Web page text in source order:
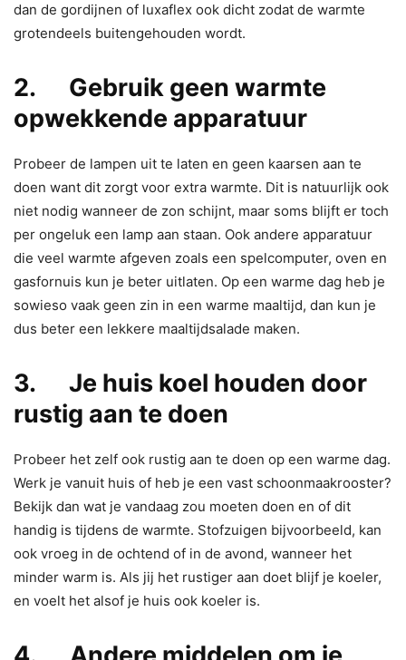
dan de gordijnen of luxaflex ook dicht zodat de warmte
grotendeels buitengehouden wordt.
2. Gebruik geen warmte
opwekkende apparatuur
Probeer de lampen uit te laten en geen kaarsen aan te
doen want dit zorgt voor extra warmte. Dit is natuurlijk ook
niet nodig wanneer de zon schijnt, maar soms blijft er toch
per ongeluk een lamp aan staan. Ook andere apparatuur
die veel warmte afgeven zoals een spelcomputer, oven en
gasfornuis kun je beter uitlaten. Op een warme dag heb je
sowieso vaak geen zin in een warme maaltijd, dan kun je
dus beter een lekkere maaltijdsalade maken.
3. Je huis koel houden door
rustig aan te doen
Probeer het zelf ook rustig aan te doen op een warme dag.
Werk je vanuit huis of heb je een vast schoonmaakrooster?
Bekijk dan wat je vandaag zou moeten doen en of dit
handig is tijdens de warmte. Stofzuigen bijvoorbeeld, kan
ook vroeg in de ochtend of in de avond, wanneer het
minder warm is. Als jij het rustiger aan doet blijf je koeler,
en voelt het alsof je huis ook koeler is.